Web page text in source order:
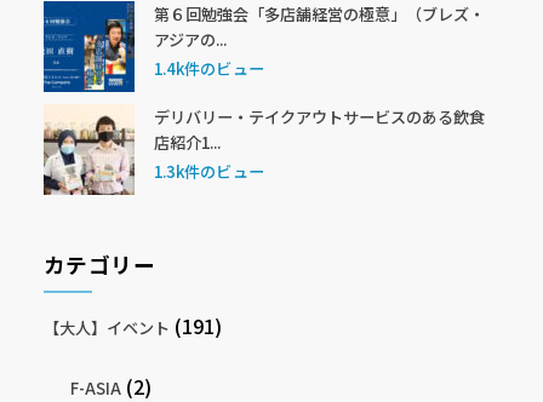
第６回勉強会「多店舗経営の極意」（ブレズ・
アジアの...
1.4k件のビュー
デリバリー・テイクアウトサービスのある飲食
店紹介1...
1.3k件のビュー
カテゴリー
【大人】イベント (191)
F-ASIA (2)